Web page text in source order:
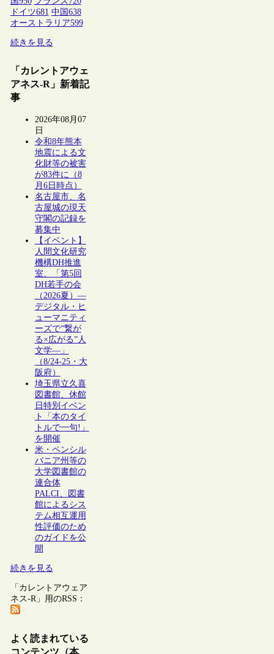
ドイツ681 中国 638
オーストラリア599
続きを見る
「カレントアウェ
アネス-R」新着記
事
2026年08月07
日
令和8年熊本
地震による文
化財等の被害
が83件に（8
月6日時点）
名古屋市、名
古屋城の現天
守閣の記録を
募集中
【イベント】
人間文化研究
機構DH推進
室、「第5回
DH若手の会
（2026夏）―
デジタル・ヒ
ューマニティ
ーズで“繋が
る×広がる”人
文学―」
（8/24-25・大
阪府）
埼玉県立久喜
図書館、休館
日特別イベン
ト「本のタイ
トルで一句!」
を開催
米・ペンシル
バニア州等の
大学図書館の
連合体
PALCI、図書
館によるシス
テム相互運用
性評価のため
のガイドを公
開
続きを見る
「カレントアウェア
ネス-R」用のRSS：
よく読まれている